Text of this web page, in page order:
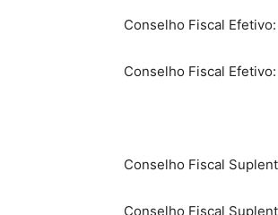
Conselho Fiscal
Conselho Fiscal Efetivo:
Conselho Fiscal
Conselho Fiscal